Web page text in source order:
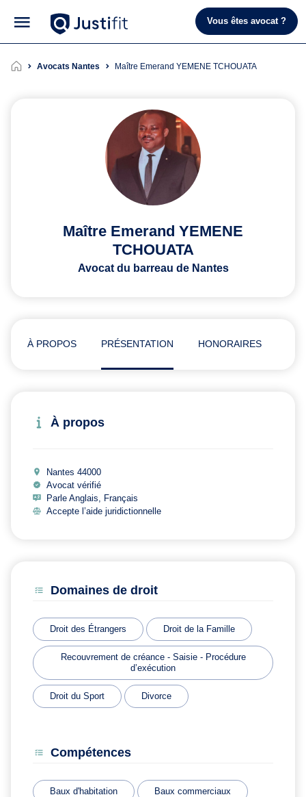
Vous êtes avocat ?
Avocats Nantes Maître Emerand YEMENE TCHOUATA
Maître Emerand YEMENE
TCHOUATA
Avocat du barreau de Nantes
À PROPOS PRÉSENTATION HONORAIRES
À propos
Nantes 44000
Avocat vérifié
Parle Anglais, Français
Accepte l’aide juridictionnelle
Domaines de droit
Droit des Étrangers Droit de la Famille
Recouvrement de créance - Saisie - Procédure
d’exécution
Droit du Sport Divorce
Compétences
Baux d'habitation Baux commerciaux